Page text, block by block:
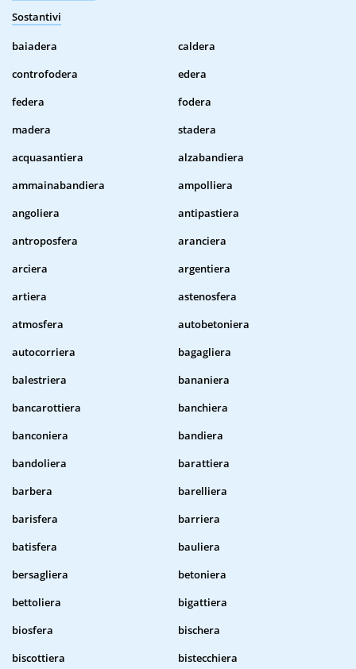
Sostantivi
baiadera
caldera
controfodera
edera
federa
fodera
madera
stadera
acquasantiera
alzabandiera
ammainabandiera
ampolliera
angoliera
antipastiera
antroposfera
aranciera
arciera
argentiera
artiera
astenosfera
atmosfera
autobetoniera
autocorriera
bagagliera
balestriera
bananiera
bancarottiera
banchiera
banconiera
bandiera
bandoliera
barattiera
barbera
barelliera
barisfera
barriera
batisfera
bauliera
bersagliera
betoniera
bettoliera
bigattiera
biosfera
bischera
biscottiera
bistecchiera